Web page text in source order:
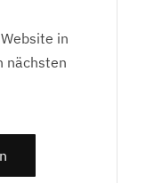
in
nächsten